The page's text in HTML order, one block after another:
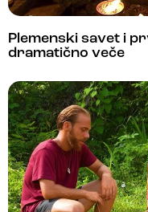
Plemenski savet i
dramatično veče